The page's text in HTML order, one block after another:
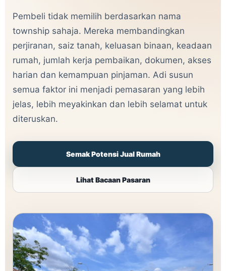
Pembeli tidak memilih berdasarkan nama
township sahaja. Mereka membandingkan
perjiranan, saiz tanah, keluasan binaan, keadaan
rumah, jumlah kerja pembaikan, dokumen, akses
harian dan kemampuan pinjaman. Adi susun
semua faktor ini menjadi pemasaran yang lebih
jelas, lebih meyakinkan dan lebih selamat untuk
diteruskan.
Semak Potensi Jual Rumah
Lihat Bacaan Pasaran